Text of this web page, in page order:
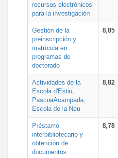
recursos electrónicos
para la investigación
Gestión de la
preinscripción y
matrícula en
programas de
doctorado
8,85
Actividades de la
Escola d'Estiu,
PascuaAcampada,
Escola de la Neu
8,82
Préstamo
interbibliotecario y
obtención de
documentos
8,78